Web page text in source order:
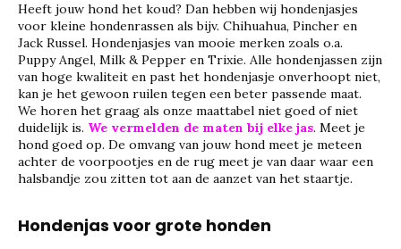
Heeft jouw hond het koud? Dan hebben wij hondenjasjes
voor kleine hondenrassen als bijv. Chihuahua, Pincher en
Jack Russel. Hondenjasjes van mooie merken zoals o.a.
Puppy Angel, Milk & Pepper en Trixie. Alle hondenjassen zijn
van hoge kwaliteit en past het hondenjasje onverhoopt niet,
kan je het gewoon ruilen tegen een beter passende maat.
We horen het graag als onze maattabel niet goed of niet
duidelijk is. We vermelden de maten bij elke jas. Meet je
hond goed op. De omvang van jouw hond meet je meteen
achter de voorpootjes en de rug meet je van daar waar een
halsbandje zou zitten tot aan de aanzet van het staartje.
Hondenjas voor grote honden